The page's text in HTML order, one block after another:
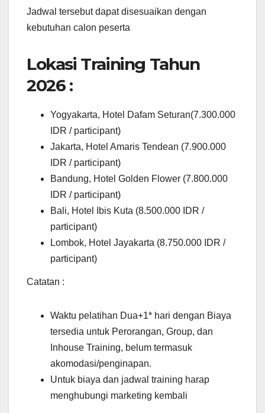
Jadwal tersebut dapat disesuaikan dengan
kebutuhan calon peserta
Lokasi Training Tahun
2026 :
Yogyakarta, Hotel Dafam Seturan(7.300.000
IDR / participant)
Jakarta, Hotel Amaris Tendean (7.900.000
IDR / participant)
Bandung, Hotel Golden Flower (7.800.000
IDR / participant)
Bali, Hotel Ibis Kuta (8.500.000 IDR /
participant)
Lombok, Hotel Jayakarta (8.750.000 IDR /
participant)
Catatan :
Waktu pelatihan Dua+1* hari dengan Biaya
tersedia untuk Perorangan, Group, dan
Inhouse Training, belum termasuk
akomodasi/penginapan.
Untuk biaya dan jadwal training harap
menghubungi marketing kembali